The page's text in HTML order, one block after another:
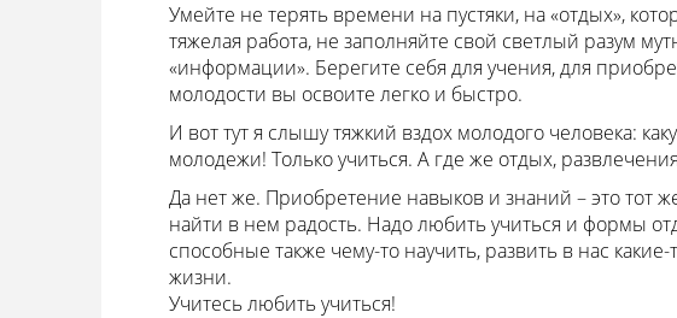
Умейте не терять времени на пустяки, на «отдых»,
тяжелая работа, не заполняйте свой светлый разум
«информации». Берегите себя для учения, для
молодости вы освоите легко и быстро.
И вот тут я слышу тяжкий вздох молодого человека:
молодежи! Только учиться. А где же отдых,
Да нет же. Приобретение навыков и знаний – это тот
найти в нем радость. Надо любить учиться и формы
способные также чему-то научить, развить в нас
жизни.
Учитесь любить учиться!